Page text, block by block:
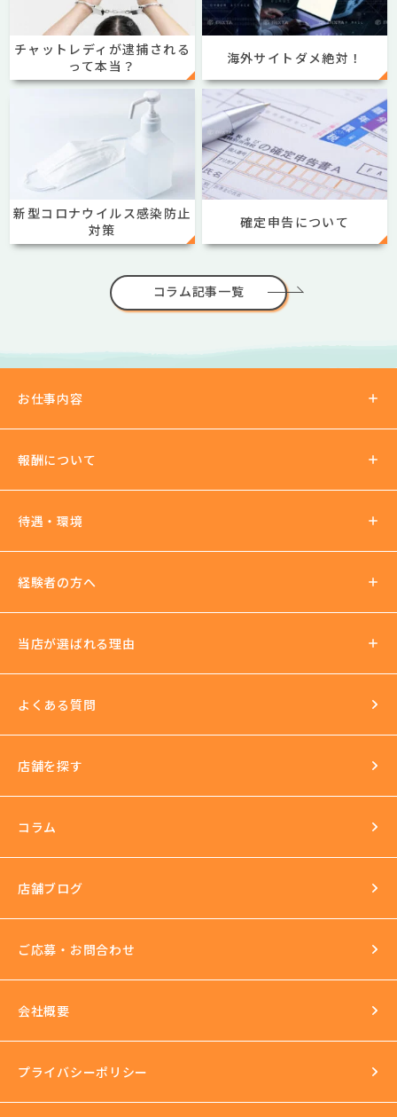
チャットレディが逮捕される
って本当？
海外サイトダメ絶対！
新型コロナウイルス感染防止
対策
確定申告について
コラム記事一覧
お仕事内容
報酬について
報酬の仕組み
待遇・環境
待遇について
法人運営
イベントもいっぱい
環境
長年の運営実績
完全個室
スタッフ研修
セクハラ根絶
経験者の方へ
当店が選ばれる理由
よくある質問
店舗を探す
コラム
店舗ブログ
ご応募・お問合わせ
会社概要
プライバシーポリシー